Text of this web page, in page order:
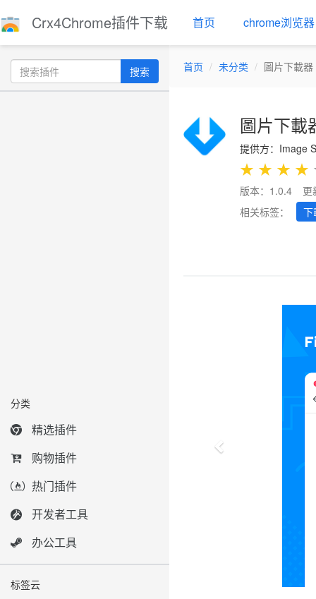
Crx4Chrome插件下载 首页 chrome浏览器
搜索
分类
精选插件
购物插件
热门插件
开发者工具
办公工具
标签云
首页 未分类 圖片下載
圖片下載
提供方：Image
★ ★ ★ ★
版本：1.0.4
更
相关标签：
下